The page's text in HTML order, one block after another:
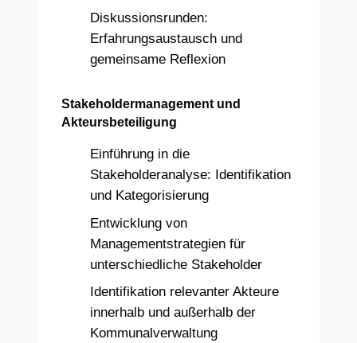
Diskussionsrunden:
Erfahrungsaustausch und
gemeinsame Reflexion
Stakeholdermanagement und
Akteursbeteiligung
Einführung in die
Stakeholderanalyse: Identifikation
und Kategorisierung
Entwicklung von
Managementstrategien für
unterschiedliche Stakeholder
Identifikation relevanter Akteure
innerhalb und außerhalb der
Kommunalverwaltung